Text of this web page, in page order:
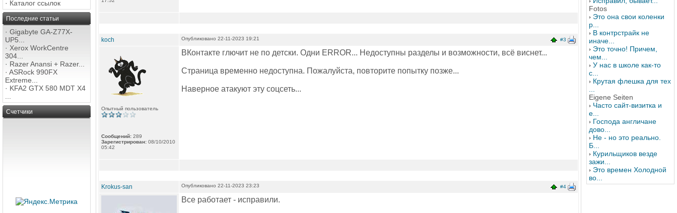
· Каталог ссылок
Последние статьи
· Gigabyte GA-Z77X-
UP5...
· Xerox WorkCentre
304...
· Razer Anansi + Razer...
· ASRock 990FX
Extreme...
· KFA2 GTX 580 MDT X4
Счетчики
koch #3
Опубликовано 22-11-2023 19:21
Опытный пользователь
Сообщений: 289
Зарегистрирован: 08/10/2010
05:42
ВКонтакте глючит не по детски. Одни ERROR... Недоступны разделы и возможности, всё виснет...
Страница временно недоступна. Пожалуйста, повторите попытку позже...
Наверное атакуют эту соцсеть...
Krokus-san #4
Опубликовано 22-11-2023 23:23
Все работает - исправили.
Fotos
Это она свои коленки
р...
В контрстрайк не
иначе...
Это точно! Причем,
чем...
У нас в школе как-то
с...
Крутая флешка для тех
Eigene Seiten
Часто сайт-визитка и
е...
Господа англичане
дово...
Не - но это реально.
Б...
Курильщиков везде
зажи...
Это времен Холодной
во...